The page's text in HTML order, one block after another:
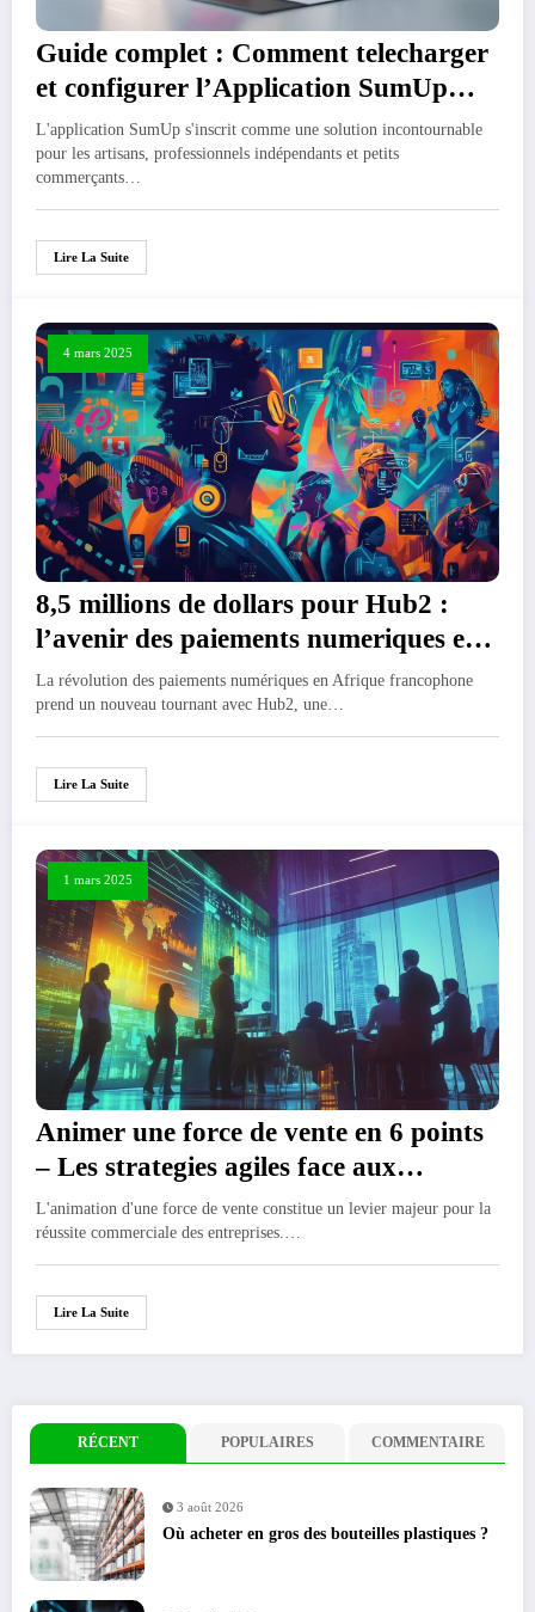
Guide complet : Comment telecharger
et configurer l’Application SumUp
pour une synchronisation comptable
parfaite
L'application SumUp s'inscrit comme une solution incontournable
pour les artisans, professionnels indépendants et petits
commerçants…
Lire La Suite
4 mars 2025
8,5 millions de dollars pour Hub2 :
l’avenir des paiements numeriques en
Afrique francophone se dessine
La révolution des paiements numériques en Afrique francophone
prend un nouveau tournant avec Hub2, une…
Lire La Suite
1 mars 2025
Animer une force de vente en 6 points
– Les strategies agiles face aux
mutations du marche
L'animation d'une force de vente constitue un levier majeur pour la
réussite commerciale des entreprises.…
Lire La Suite
RÉCENT POPULAIRES COMMENTAIRE
3 août 2026
Où acheter en gros des bouteilles plastiques ?